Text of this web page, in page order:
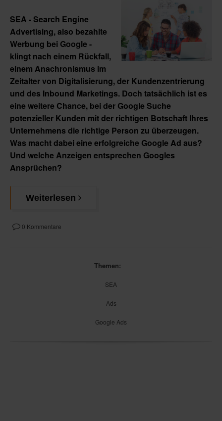
SEA - Search Engine
Advertising, also bezahlte
Werbung bei Google -
klingt nach einem Rückfall,
einem Anachronismus im
Zeitalter von Digitalisierung, der Kundenzentrierung
und des Inbound Marketings. Doch tatsächlich ist es
eine weitere Chance, bei der Google Suche
potenzieller Kunden mit der richtigen Botschaft Ihres
Unternehmens die richtige Person zu überzeugen.
Was macht dabei eine erfolgreiche Google Ad aus?
Und welche Anzeigen entsprechen Googles
Ansprüchen?
Weiterlesen
0 Kommentare
Themen:
SEA
Ads
Google Ads